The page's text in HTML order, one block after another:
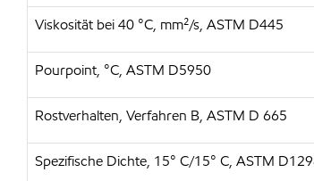
Viskosität bei 40 °C, mm²/s, ASTM D445
Pourpoint, °C, ASTM D5950
Rostverhalten, Verfahren B, ASTM D 665
Spezifische Dichte, 15° C/15° C, ASTM